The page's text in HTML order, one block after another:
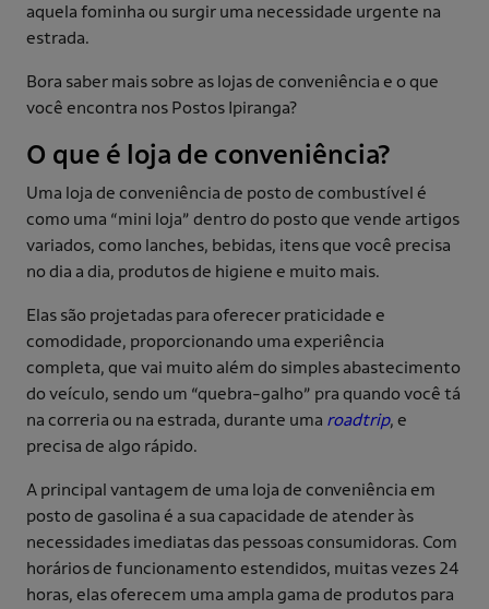
aquela fominha ou surgir uma necessidade urgente na
estrada.
Bora saber mais sobre as lojas de conveniência e o que
você encontra nos Postos Ipiranga?
O que é loja de conveniência?
Uma loja de conveniência de posto de combustível é
como uma “mini loja” dentro do posto que vende artigos
variados, como lanches, bebidas, itens que você precisa
no dia a dia, produtos de higiene e muito mais.
Elas são projetadas para oferecer praticidade e
comodidade, proporcionando uma experiência
completa, que vai muito além do simples abastecimento
do veículo, sendo um “quebra-galho” pra quando você tá
na correria ou na estrada, durante uma roadtrip, e
precisa de algo rápido.
A principal vantagem de uma loja de conveniência em
posto de gasolina é a sua capacidade de atender às
necessidades imediatas das pessoas consumidoras. Com
horários de funcionamento estendidos, muitas vezes 24
horas, elas oferecem uma ampla gama de produtos para